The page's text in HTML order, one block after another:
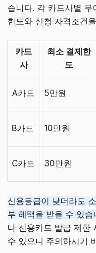
습니다. 각 카드사별
한도와 신청 자격조건
카드
사
최소 결제한
도
A카드 5만원
B카드 10만원
C카드 30만원
신용등급이 낮더라도
부 혜택을 받을 수 있습
나 신용카드 발급 제한
수 있으니 주의하시기